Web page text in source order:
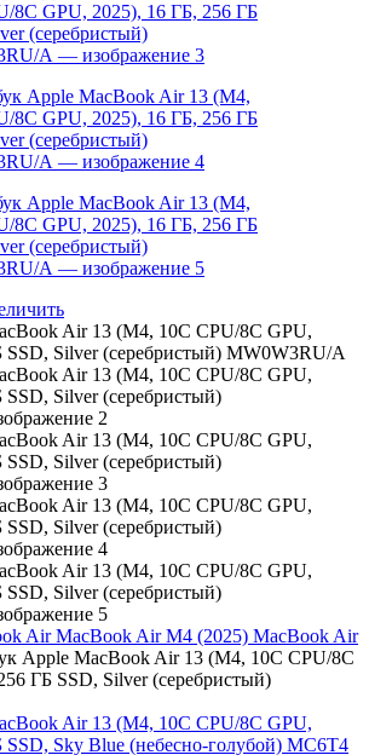
AirMacBook Air M4 (2025) MacBook Air
Apple MacBook Air 13 (M4, 10C CPU/8C
ГБ SSD, Silver (серебристый)